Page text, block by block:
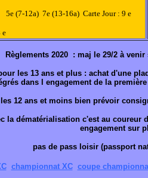
5e (7-12a) 7e (13-16a) Carte Jour : 9 e
e
Règlements 2020 : maj le 29/2 à
les 13 ans et plus : achat d'une
dans l engagement de la
12 ans et moins bien prévoir
la dématérialisation c'est au coureur
engagement sur
pas de pass loisir (passport
championnat XC coupe